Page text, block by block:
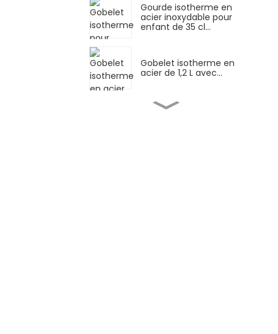
Gourde isotherme en
acier inoxydable pour
enfant de 35 cl...
Gobelet isotherme en
acier de 1,2 L avec...
Tasse isotherme en